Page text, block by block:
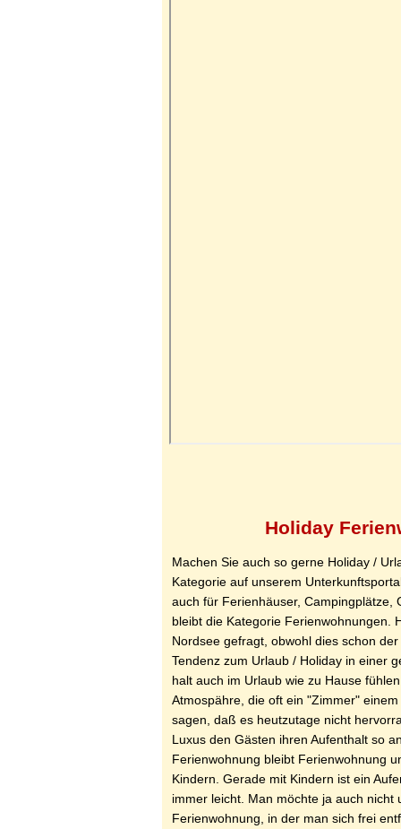
Holiday
Machen Sie auch so gerne Holiday /
Kategorie auf unserem
auch für Ferienhäuser, Campingplätze,
bleibt die Kategorie Ferienwohnungen.
Nordsee gefragt, obwohl dies schon
Tendenz zum Urlaub / Holiday in einer
halt auch im Urlaub wie zu Hause
Atmospähre, die oft ein "Zimmer"
sagen, daß es heutzutage nicht
Luxus den Gästen ihren Aufenthalt so
Ferienwohnung bleibt Ferienwohnung
Kindern. Gerade mit Kindern ist ein
immer leicht. Man möchte ja auch
Ferienwohnung, in der man sich frei